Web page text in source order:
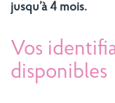
jusqu’à 4 mois.
Vos
disponibles